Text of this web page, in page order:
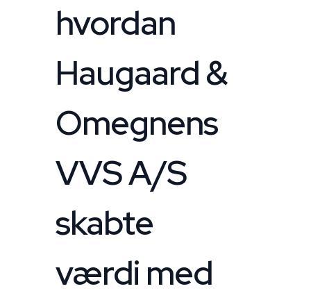
hvordan
Haugaard &
Omegnens
VVS A/S
skabte
værdi med